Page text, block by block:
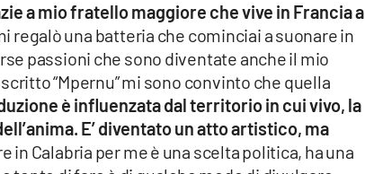
a mio fratello maggiore che vive in Francia a
regalò una batteria che cominciai a suonare in
passioni che sono diventate anche il mio
“Mpernu” mi sono convinto che quella
è influenzata dal territorio in cui vivo, la
E’ diventato un atto artistico, ma
in Calabria per me è una scelta politica, ha una